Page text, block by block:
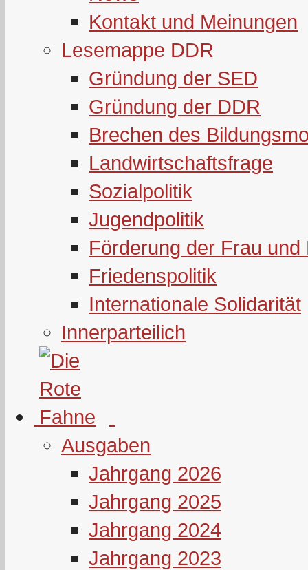
Kontakt und Meinungen
Lesemappe DDR
Gründung der SED
Gründung der DDR
Brechen des
Landwirtschaftsfrage
Sozialpolitik
Jugendpolitik
Förderung der Frau und
Friedenspolitik
Internationale Solidarität
Innerparteilich
Ausgaben
Jahrgang 2026
Jahrgang 2025
Jahrgang 2024
Jahrgang 2023